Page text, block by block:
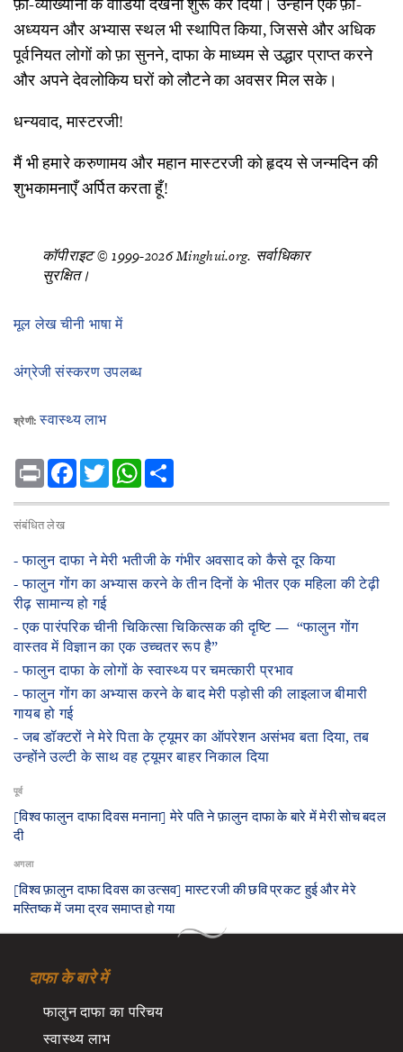
अध्ययन और अभ्यास स्थल भी स्थापित किया, जिससे और अधिक
पूर्वनियत लोगों को फ़ा सुनने, दाफा के माध्यम से उद्धार प्राप्त करने
और अपने देवलोकिय घरों को लौटने का अवसर मिल सके।
धन्यवाद, मास्टरजी!
मैं भी हमारे करुणामय और महान मास्टरजी को हृदय से जन्मदिन की
शुभकामनाएँ अर्पित करता हूँ!
कॉपीराइट © 1999-2026 Minghui.org. सर्वाधिकार
सुरक्षित।
मूल लेख चीनी भाषा में
अंग्रेजी संस्करण उपलब्ध
श्रेणी:स्वास्थ्य लाभ
Print Facebook
TwitterWhatsApp
संबंधित लेख
- ​फालुन दाफा ने मेरी भतीजी के गंभीर अवसाद को कैसे दूर किया
- फालुन गोंग का अभ्यास करने के तीन दिनों के भीतर एक महिला की टेढ़ी
रीढ़ सामान्य हो गई
- ​एक पारंपरिक चीनी चिकित्सा चिकित्सक की दृष्टि — “फालुन गोंग
वास्तव में विज्ञान का एक उच्चतर रूप है”
- ​फालुन दाफा के लोगों के स्वास्थ्य पर चमत्कारी प्रभाव
- ​फालुन गोंग का अभ्यास करने के बाद मेरी पड़ोसी की लाइलाज बीमारी
गायब हो गई
- ​जब डॉक्टरों ने मेरे पिता के ट्यूमर का ऑपरेशन असंभव बता दिया, तब
उन्होंने उल्टी के साथ वह ट्यूमर बाहर निकाल दिया
पूर्व
​[विश्व फालुन दाफा दिवस मनाना] मेरे पति ने फ़ालुन दाफा के बारे में मेरी सोच बदल
दी
अगला
​[विश्व फ़ालुन दाफा दिवस का उत्सव] मास्टरजी की छवि प्रकट हुई और मेरे
मस्तिष्क में जमा द्रव समाप्त हो गया
दाफा के बारे में
फालुन दाफा का परिचय
स्वास्थ्य लाभ